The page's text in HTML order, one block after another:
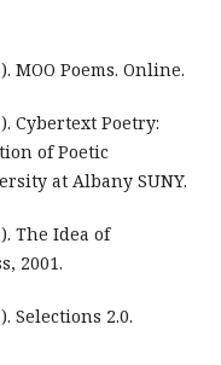
MOO Poems. Online.
Cybertext Poetry:
of Poetic
at Albany SUNY.
The Idea of
2001.
Selections 2.0.